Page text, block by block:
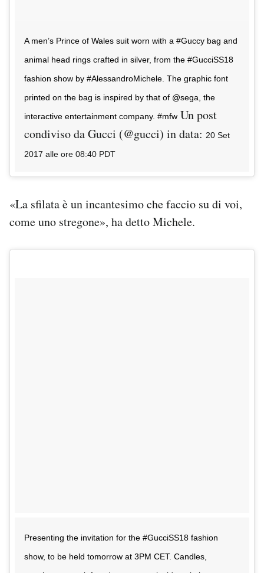
A men’s Prince of Wales suit worn with a #Guccy bag and
animal head rings crafted in silver, from the #GucciSS18
fashion show by #AlessandroMichele. The graphic font
printed on the bag is inspired by that of @sega, the
interactive entertainment company. #mfw Un post
condiviso da Gucci (@gucci) in data: 20 Set
2017 alle ore 08:40 PDT
«La sfilata è un incantesimo che faccio su di voi,
come uno stregone», ha detto Michele.
Presenting the invitation for the #GucciSS18 fashion
show, to be held tomorrow at 3PM CET. Candles,